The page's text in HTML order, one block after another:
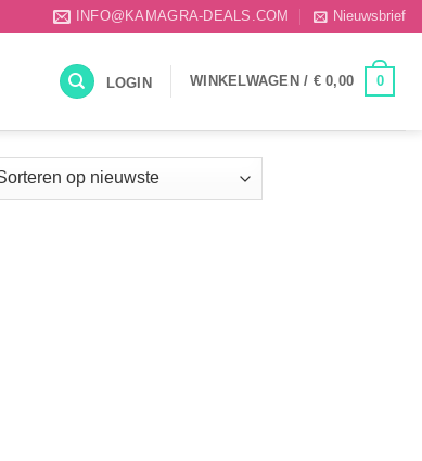
INFO@KAMAGRA-DEALS.COM Nieuwsbrief
LOGIN WINKELWAGEN / €0,00 0